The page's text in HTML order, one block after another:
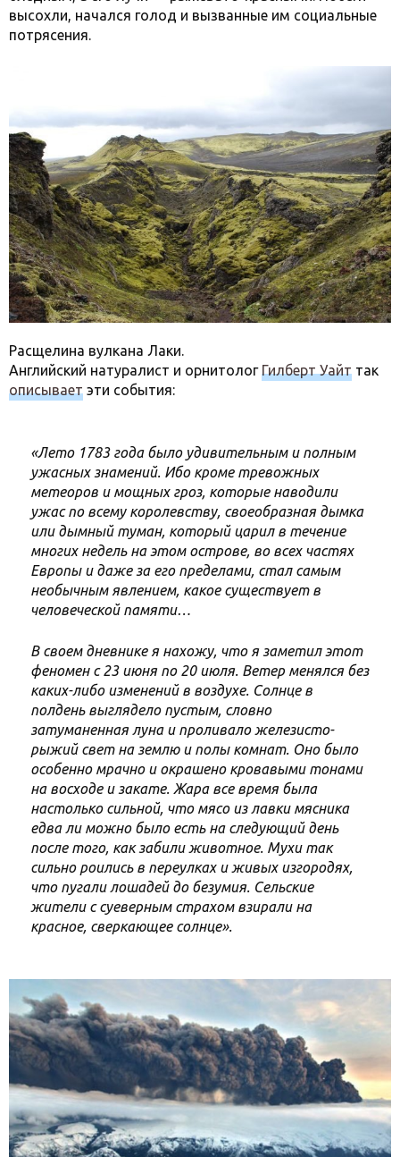
высохли, начался голод и вызванные им социальные
потрясения.
Расщелина вулкана Лаки.
Английский натуралист и орнитологГилберт Уайт так
описывает эти события:
«Лето 1783 года было удивительным и полным
ужасных знамений. Ибо кроме тревожных
метеоров и мощных гроз, которые наводили
ужас по всему королевству, своеобразная дымка
или дымный туман, который царил в течение
многих недель на этом острове, во всех частях
Европы и даже за его пределами, стал самым
необычным явлением, какое существует в
человеческой памяти…
В своем дневнике я нахожу, что я заметил этот
феномен с 23 июня по 20 июля. Ветер менялся без
каких-либо изменений в воздухе. Солнце в
полдень выглядело пустым, словно
затуманенная луна и проливало железисто-
рыжий свет на землю и полы комнат. Оно было
особенно мрачно и окрашено кровавыми тонами
на восходе и закате. Жара все время была
настолько сильной, что мясо из лавки мясника
едва ли можно было есть на следующий день
после того, как забили животное. Мухи так
сильно роились в переулках и живых изгородях,
что пугали лошадей до безумия. Сельские
жители с суеверным страхом взирали на
красное, сверкающее солнце».